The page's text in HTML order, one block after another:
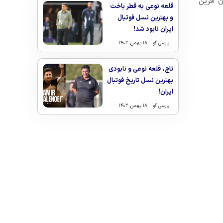
قلعه نوعی به قطر باخت
و بهترین نسل فوتبال
ایران نابود شد!
پارسی گو ۱۸ بهمن, ۱۴۰۲
تاج، قلعه نوعی و نابودی
بهترین نسل تاریخ فوتبال
ایران!
پارسی گو ۱۸ بهمن, ۱۴۰۲